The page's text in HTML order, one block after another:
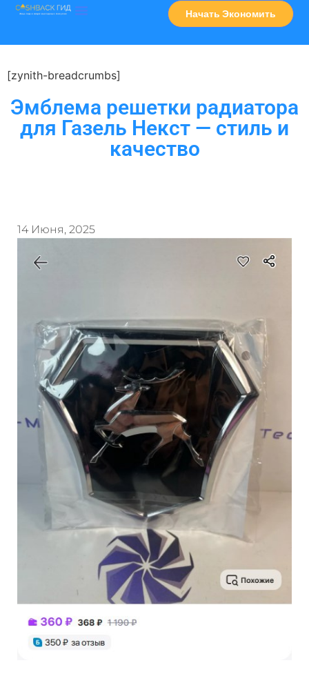
Начать Экономить
[zynith-breadcrumbs]
Эмблема решетки радиатора
для Газель Некст — стиль и
качество
14 Июня, 2025